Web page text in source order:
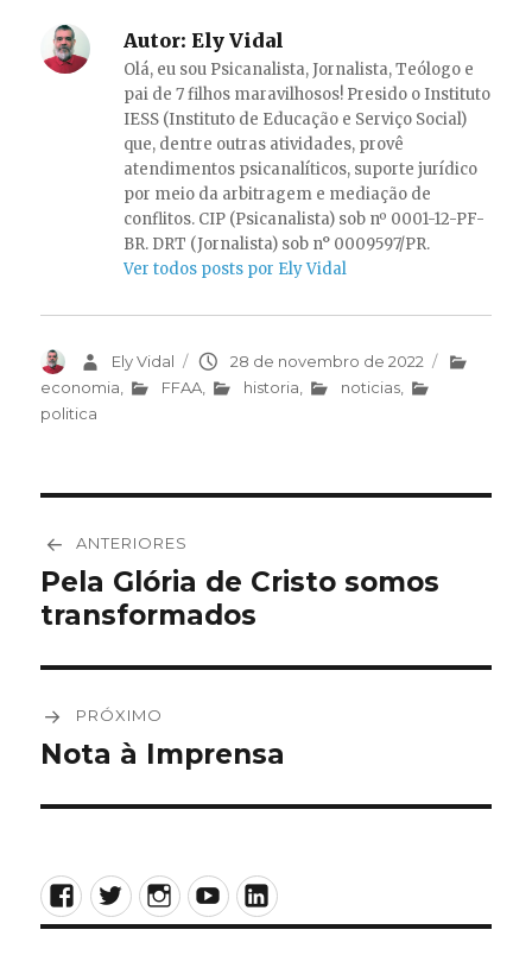
Autor: Ely Vidal
Olá, eu sou Psicanalista, Jornalista, Teólogo e
pai de 7 filhos maravilhosos! Presido o Instituto
IESS (Instituto de Educação e Serviço Social)
que, dentre outras atividades, provê
atendimentos psicanalíticos, suporte jurídico
por meio da arbitragem e mediação de
conflitos. CIP (Psicanalista) sob nº 0001-12-PF-
BR. DRT (Jornalista) sob n° 0009597/PR.
Ver todos posts por Ely Vidal
AutorEly Vidal
Publicado
em
28 de novembro de 2022
Categorias
economia
FFAA historia noticias
politica
de
Post
ANTERIORES
Post
anterior:
Pela Glória de Cristo somos
transformados
PRÓXIMO
Próximo
Nota à Imprensa
Facebook
TwitterInstagram
YouTubeLinkedIn